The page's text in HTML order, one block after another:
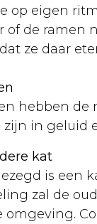
op eigen
of de ramen
ze daar
hebben de
zijn in geluid
kat
is een
zal de
omgeving.